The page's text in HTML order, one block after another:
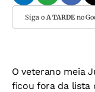
Siga o A TARDEno
O veterano meia
ficou fora da lista